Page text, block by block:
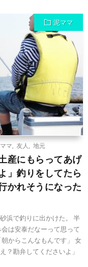
泥ママ
マ 友人 地元
産にもらってあげ
」釣りをしてたら
かれそうになった
浜で釣りに出かけた。 半
は安泰だなーって思って
からこんなもんです」 女
？勘弁してくださいよ」